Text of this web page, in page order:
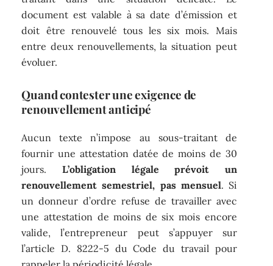
document est valable à sa date d’émission et
doit être renouvelé tous les six mois. Mais
entre deux renouvellements, la situation peut
évoluer.
Quand contester une exigence de
renouvellement anticipé
Aucun texte n’impose au sous-traitant de
fournir une attestation datée de moins de 30
jours. L’obligation légale prévoit un
renouvellement semestriel, pas mensuel. Si
un donneur d’ordre refuse de travailler avec
une attestation de moins de six mois encore
valide, l’entrepreneur peut s’appuyer sur
l’article D. 8222-5 du Code du travail pour